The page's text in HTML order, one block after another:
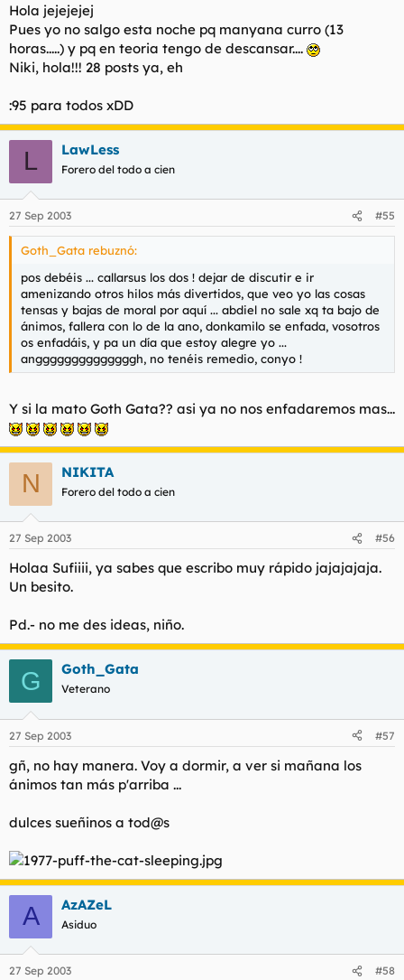
Hola jejejejej
Pues yo no salgo esta noche pq manyana curro (13
horas.....) y pq en teoria tengo de descansar....
Niki, hola!!! 28 posts ya, eh
:95 para todos xDD
L LawLess
Forero del todo a cien
27 Sep 2003 #55
Goth_Gata rebuznó:
pos debéis ... callarsus los dos ! dejar de discutir e ir
amenizando otros hilos más divertidos, que veo yo las cosas
tensas y bajas de moral por aquí ... abdiel no sale xq ta bajo de
ánimos, fallera con lo de la ano, donkamilo se enfada, vosotros
os enfadáis, y pa un día que estoy alegre yo ...
anggggggggggggggh, no tenéis remedio, conyo !
Y si la mato Goth Gata?? asi ya no nos enfadaremos mas...
N NIKITA
Forero del todo a cien
27 Sep 2003 #56
Holaa Sufiiii, ya sabes que escribo muy rápido jajajajaja.
Un besito.
Pd.- no me des ideas, niño.
G Goth_Gata
Veterano
27 Sep 2003 #57
gñ, no hay manera. Voy a dormir, a ver si mañana los
ánimos tan más p'arriba ...
dulces sueñinos a tod@s
A AzAZeL
Asiduo
27 Sep 2003 #58